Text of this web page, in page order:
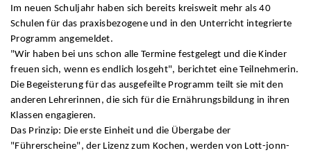
Im neuen Schuljahr haben sich bereits kreisweit mehr als 40
Schulen für das praxisbezogene und in den Unterricht integrierte
Programm angemeldet.
"Wir haben bei uns schon alle Termine festgelegt und die Kinder
freuen sich, wenn es endlich losgeht", berichtet eine Teilnehmerin.
Die Begeisterung für das ausgefeilte Programm teilt sie mit den
anderen Lehrerinnen, die sich für die Ernährungsbildung in ihren
Klassen engagieren.
Das Prinzip: Die erste Einheit und die Übergabe der
"Führerscheine", der Lizenz zum Kochen, werden von Lott-jonn-